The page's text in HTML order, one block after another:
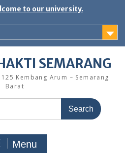
to our university.
SEMARANG
Kembang Arum – Semarang
Barat
Menu